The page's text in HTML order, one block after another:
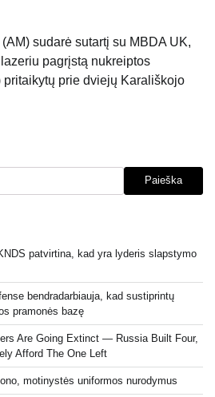
sudarė sutartį su MBDA UK,
pagrįstą nukreiptos
prie dviejų Karališkojo
Paieška
patvirtina, kad yra lyderis slapstymo
bendradarbiauja, kad sustiprintų
pramonės bazę
Are Going Extinct — Russia Built Four,
Afford The One Left
motinystės uniformos nurodymus